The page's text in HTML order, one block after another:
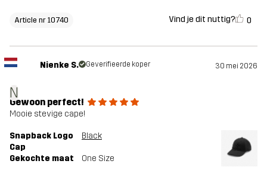
Article nr 10740 Vind je dit nuttig? 0
N
Nienke S. Geverifieerde koper 30 mei 2026
Gewoon perfect!
Mooie stevige cape!
Snapback Logo
Cap
Black
Gekochte maat One Size